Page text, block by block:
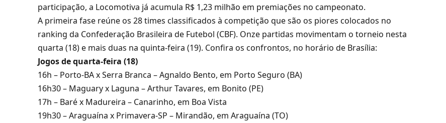
participação, a Locomotiva já acumula R$ 1,23 milhão em premiações no campeonato.
A primeira fase reúne os 28 times classificados à competição que são os piores colocados no
ranking da Confederação Brasileira de Futebol (CBF). Onze partidas movimentam o torneio nesta
quarta (18) e mais duas na quinta-feira (19). Confira os confrontos, no horário de Brasília:
Jogos de quarta-feira (18)
16h – Porto-BA x Serra Branca – Agnaldo Bento, em Porto Seguro (BA)
16h30 – Maguary x Laguna – Arthur Tavares, em Bonito (PE)
17h – Baré x Madureira – Canarinho, em Boa Vista
19h30 – Araguaína x Primavera-SP – Mirandão, em Araguaína (TO)